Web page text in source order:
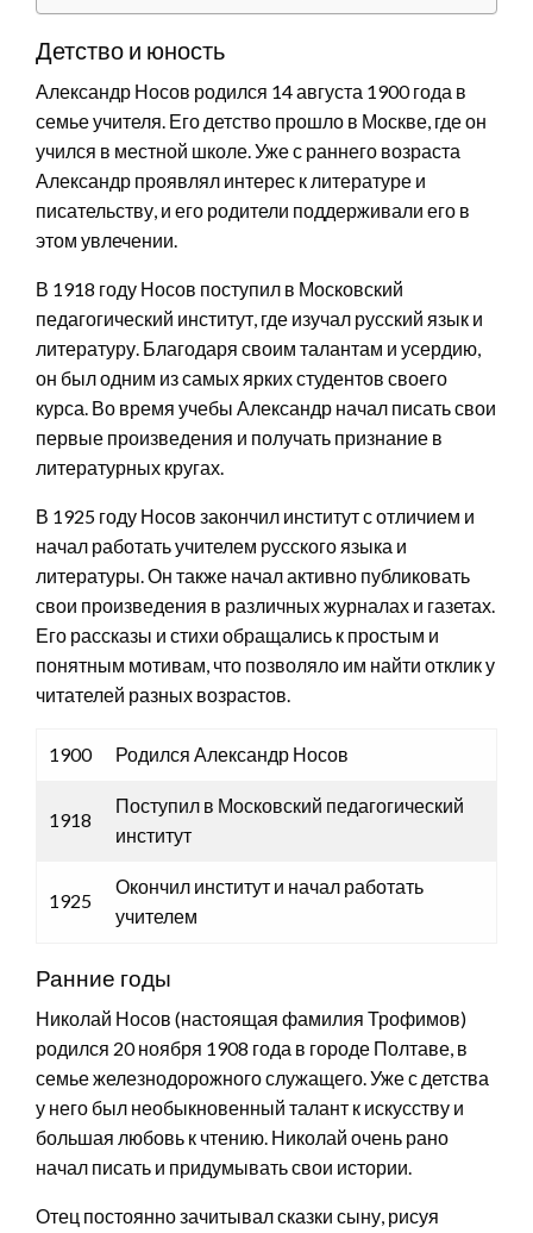
Детство и юность
Александр Носов родился 14 августа 1900 года в
семье учителя. Его детство прошло в Москве, где он
учился в местной школе. Уже с раннего возраста
Александр проявлял интерес к литературе и
писательству, и его родители поддерживали его в
этом увлечении.
В 1918 году Носов поступил в Московский
педагогический институт, где изучал русский язык и
литературу. Благодаря своим талантам и усердию,
он был одним из самых ярких студентов своего
курса. Во время учебы Александр начал писать свои
первые произведения и получать признание в
литературных кругах.
В 1925 году Носов закончил институт с отличием и
начал работать учителем русского языка и
литературы. Он также начал активно публиковать
свои произведения в различных журналах и газетах.
Его рассказы и стихи обращались к простым и
понятным мотивам, что позволяло им найти отклик у
читателей разных возрастов.
1900 Родился Александр Носов
1918
Поступил в Московский педагогический
институт
1925
Окончил институт и начал работать
учителем
Ранние годы
Николай Носов (настоящая фамилия Трофимов)
родился 20 ноября 1908 года в городе Полтаве, в
семье железнодорожного служащего. Уже с детства
у него был необыкновенный талант к искусству и
большая любовь к чтению. Николай очень рано
начал писать и придумывать свои истории.
Отец постоянно зачитывал сказки сыну, рисуя